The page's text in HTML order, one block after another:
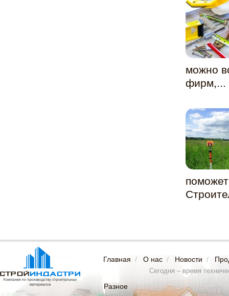
можно
фирм,...
Главная / О нас / Новости /
Сегодня – время
Разное